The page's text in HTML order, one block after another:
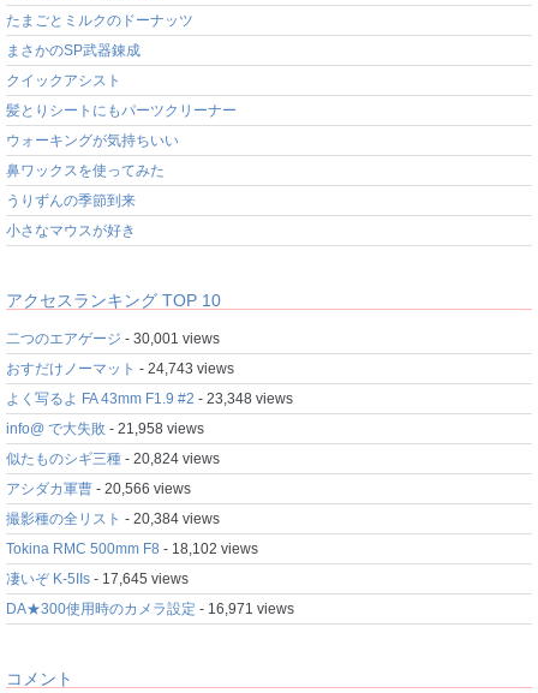
たまごとミルクのドーナッツ
まさかのSP武器錬成
クイックアシスト
髪とりシートにもパーツクリーナー
ウォーキングが気持ちいい
鼻ワックスを使ってみた
うりずんの季節到来
小さなマウスが好き
アクセスランキング TOP 10
二つのエアゲージ - 30,001 views
おすだけノーマット - 24,743 views
よく写るよ FA 43mm F1.9 #2 - 23,348 views
info@ で大失敗 - 21,958 views
似たものシギ三種 - 20,824 views
アシダカ軍曹 - 20,566 views
撮影種の全リスト - 20,384 views
Tokina RMC 500mm F8 - 18,102 views
凄いぞ K-5IIs - 17,645 views
DA★300使用時のカメラ設定 - 16,971 views
コメント